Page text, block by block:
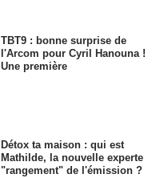
TBT9 : bonne surprise de
l'Arcom pour Cyril Hanouna !
Une première
Détox ta maison : qui est
Mathilde, la nouvelle experte
"rangement" de l'émission ?